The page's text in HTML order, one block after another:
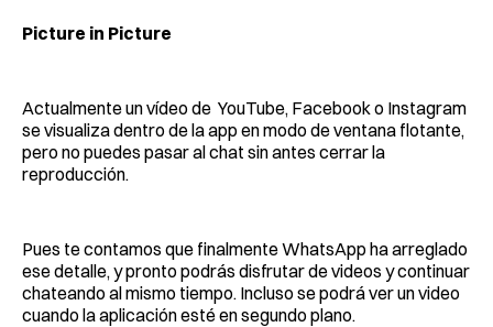
Picture in Picture
Actualmente un vídeo de YouTube, Facebook o Instagram
se visualiza dentro de la app en modo de ventana flotante,
pero no puedes pasar al chat sin antes cerrar la
reproducción.
Pues te contamos que finalmente WhatsApp ha arreglado
ese detalle, y pronto podrás disfrutar de videos y continuar
chateando al mismo tiempo. Incluso se podrá ver un video
cuando la aplicación esté en segundo plano.